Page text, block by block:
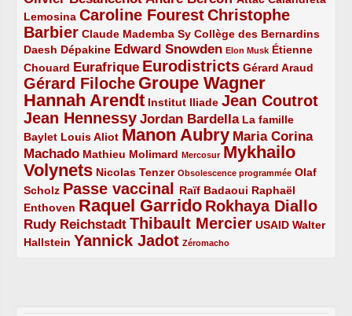
Lemosina
2/5 Caroline Fourest
4/5
Christophe
Barbier
4/5 Claude Mademba Sy
2/5 Collège des Bernardins
2/5
Daesh
2/5 Dépakine
2/5 Edward Snowden
3/5 Elon Musk
1/5
Étienne
Chouard
2/5 Eurafrique
3/5 Eurodistricts
4/5 Gérard Araud
2/5
Gérard Filoche
4/5 Groupe Wagner
5/5
Hannah Arendt
5/5 Institut Iliade
2/5 Jean Coutrot
4/5
Jean Hennessy
4/5 Jordan Bardella
3/5
La famille
Baylet
2/5 Louis Aliot
2/5 Manon Aubry
5/5
Maria Corina
Machado
3/5 Mathieu Molimard
2/5 Mercosur
1/5
Mykhailo
Volynets
5/5 Nicolas Tenzer
2/5 Obsolescence programmée
1/5
Olaf
Scholz
2/5 Passe vaccinal
4/5 Raïf Badaoui
2/5
Raphaël
Enthoven
2/5 Raquel Garrido
5/5 Rokhaya Diallo
4/5
Rudy Reichstadt
3/5 Thibault Mercier
4/5 USAID
2/5
Walter
Hallstein
2/5 Yannick Jadot
4/5 Zéromacho
1/5